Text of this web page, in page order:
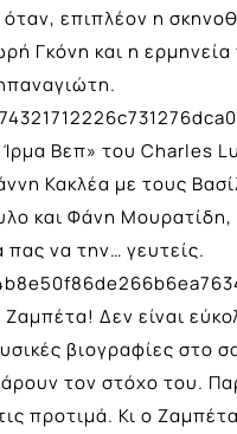
επιπλέον η
Γκόνη και η ερμηνεία
Βεπ» του Charles
Κακλέα με τους
και Φάνη Μουρατίδη,
πας να την… γευτείς.
Ζαμπέτα! Δεν είναι
βιογραφίες στο
τον στόχο του.
προτιμά. Κι ο